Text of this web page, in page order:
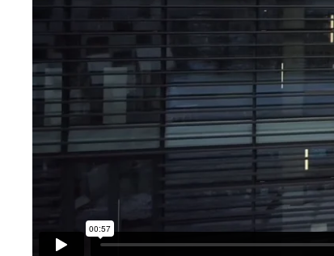
Bir Projeniz mi var?
info@uzunark.com
Bizimle çalışmak ister misin?
Teklif Al